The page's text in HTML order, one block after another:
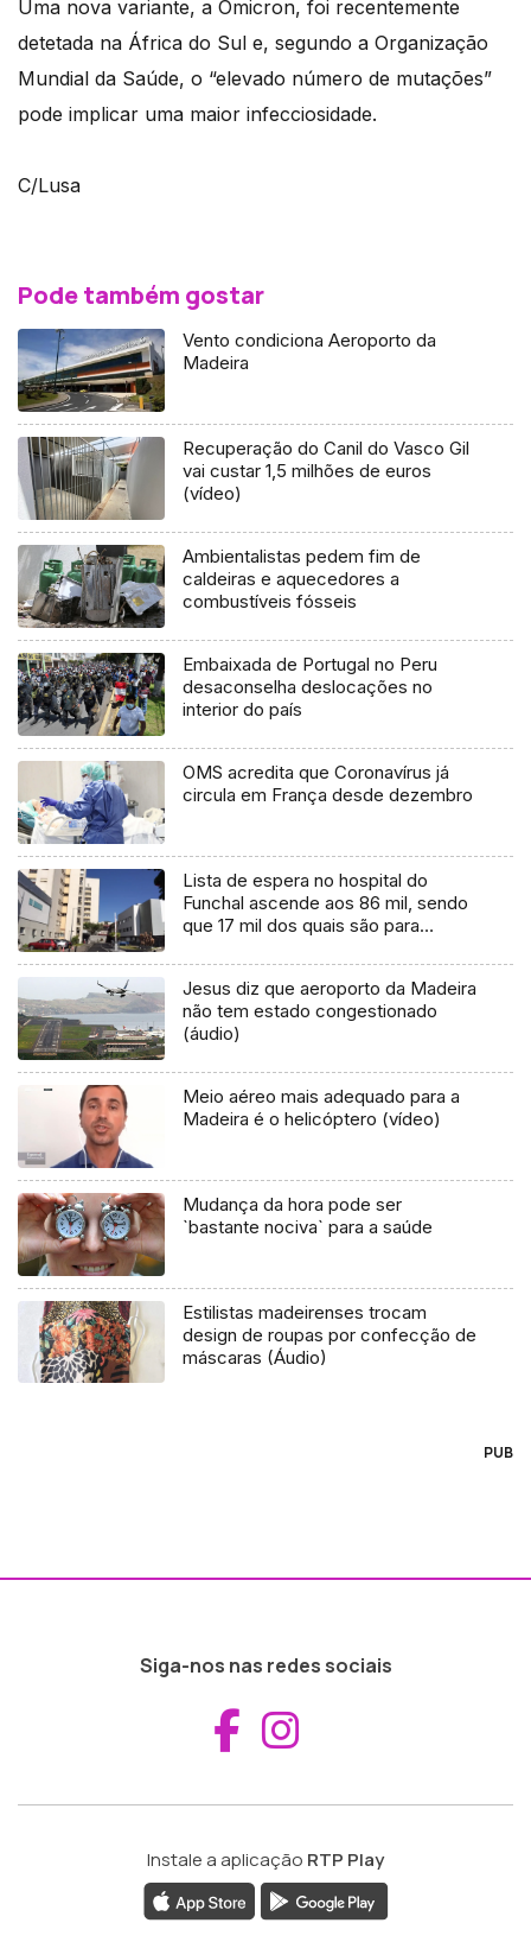
Uma nova variante, a Ómicron, foi recentemente
detetada na África do Sul e, segundo a Organização
Mundial da Saúde, o “elevado número de mutações”
pode implicar uma maior infecciosidade.
C/Lusa
Pode também gostar
Vento condiciona Aeroporto da
Madeira
Recuperação do Canil do Vasco Gil
vai custar 1,5 milhões de euros
(vídeo)
Ambientalistas pedem fim de
caldeiras e aquecedores a
combustíveis fósseis
Embaixada de Portugal no Peru
desaconselha deslocações no
interior do país
OMS acredita que Coronavírus já
circula em França desde dezembro
Lista de espera no hospital do
Funchal ascende aos 86 mil, sendo
que 17 mil dos quais são para
Jesus diz que aeroporto da Madeira
não tem estado congestionado
(áudio)
Meio aéreo mais adequado para a
Madeira é o helicóptero (vídeo)
Mudança da hora pode ser
`bastante nociva` para a saúde
Estilistas madeirenses trocam
design de roupas por confecção de
máscaras (Áudio)
PUB
Siga-nos nas redes sociais
Aceder ao
Instale a aplicação RTP Play